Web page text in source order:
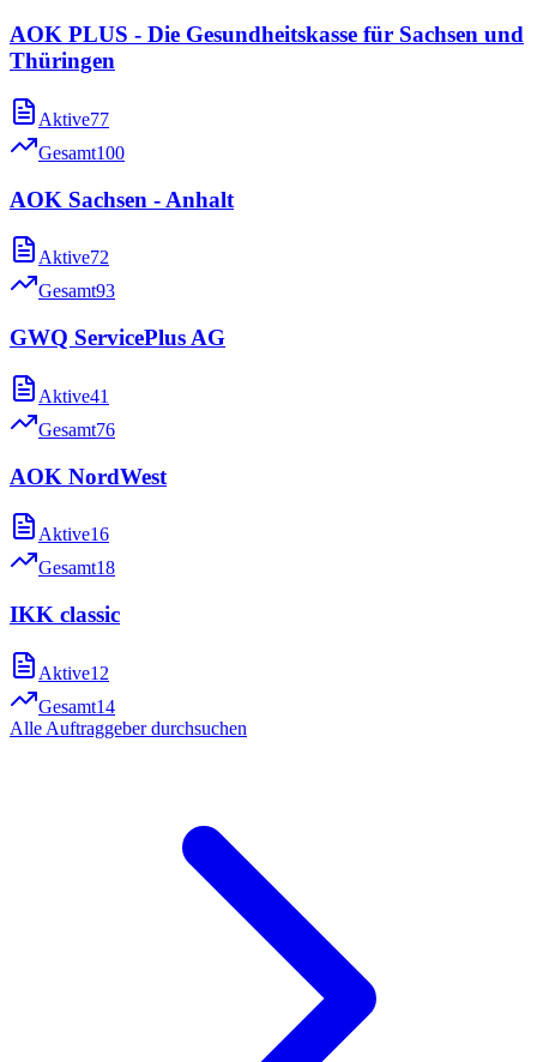
AOK PLUS - Die Gesundheitskasse für Sachsen und
Thüringen
Aktive77
Gesamt100
AOK Sachsen - Anhalt
Aktive72
Gesamt93
GWQ ServicePlus AG
Aktive41
Gesamt76
AOK NordWest
Aktive16
Gesamt18
IKK classic
Aktive12
Gesamt14
Alle Auftraggeber durchsuchen